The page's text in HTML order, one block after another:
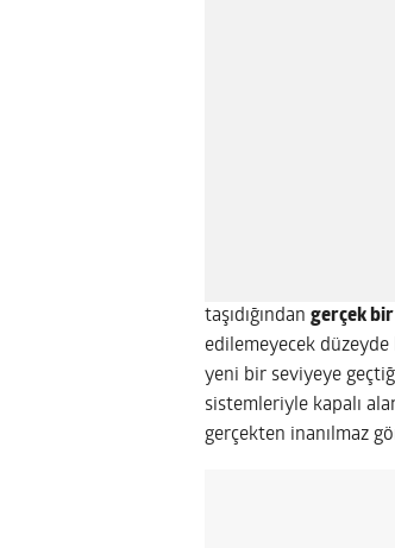
taşıdığından gerçek
edilemeyecek
yeni bir seviyeye
sistemleriyle kapalı
gerçekten inanılmaz